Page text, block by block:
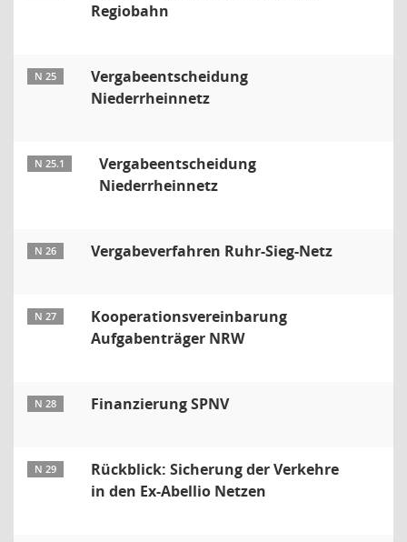
Regiobahn
N 25
Vergabeentscheidung
Niederrheinnetz
N 25.1
Vergabeentscheidung
Niederrheinnetz
N 26 Vergabeverfahren Ruhr-Sieg-Netz
N 27
Kooperationsvereinbarung
Aufgabenträger NRW
N 28 Finanzierung SPNV
N 29
Rückblick: Sicherung der Verkehre
in den Ex-Abellio Netzen